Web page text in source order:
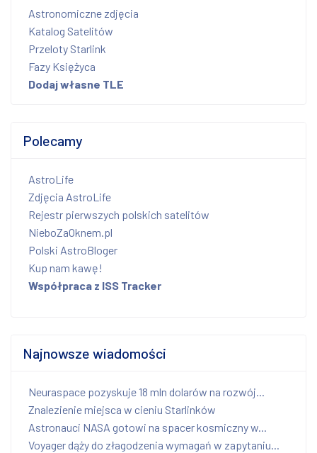
Astronomiczne zdjęcia
Katalog Satelitów
Przeloty Starlink
Fazy Księżyca
Dodaj własne TLE
Polecamy
AstroLife
Zdjęcia AstroLife
Rejestr pierwszych polskich satelitów
NieboZaOknem.pl
Polski AstroBloger
Kup nam kawę!
Współpraca z ISS Tracker
Najnowsze wiadomości
Neuraspace pozyskuje 18 mln dolarów na rozwój...
Znalezienie miejsca w cieniu Starlinków
Astronauci NASA gotowi na spacer kosmiczny w...
Voyager dąży do złagodzenia wymagań w zapytaniu...